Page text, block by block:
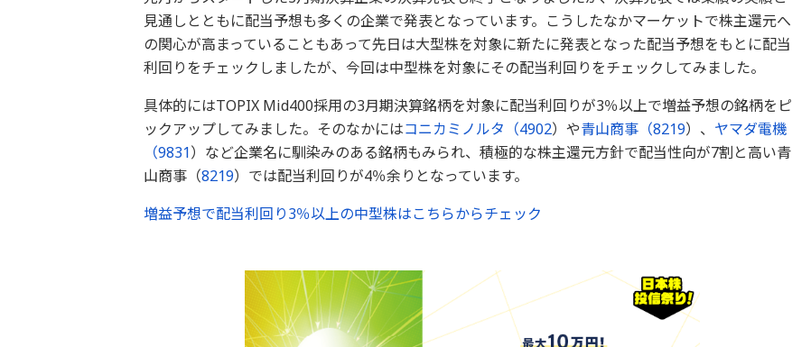
見通しとともに配当予想も多くの企業で発表となっています。こうしたなかマーケットで株主還元へ
の関心が高まっていることもあって先日は大型株を対象に新たに発表となった配当予想をもとに配当
利回りをチェックしましたが、今回は中型株を対象にその配当利回りをチェックしてみました。
具体的にはTOPIX Mid400採用の3月期決算銘柄を対象に配当利回りが3％以上で増益予想の銘柄をピ
ックアップしてみました。そのなかにはコニカミノルタ（4902）や青山商事（8219）、 ヤマダ電機
（9831）など企業名に馴染みのある銘柄もみられ、積極的な株主還元方針で配当性向が7割と高い青
山商事（8219）では配当利回りが4％余りとなっています。
増益予想で配当利回り3％以上の中型株はこちらからチェック